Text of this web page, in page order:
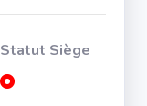
Statut Siège